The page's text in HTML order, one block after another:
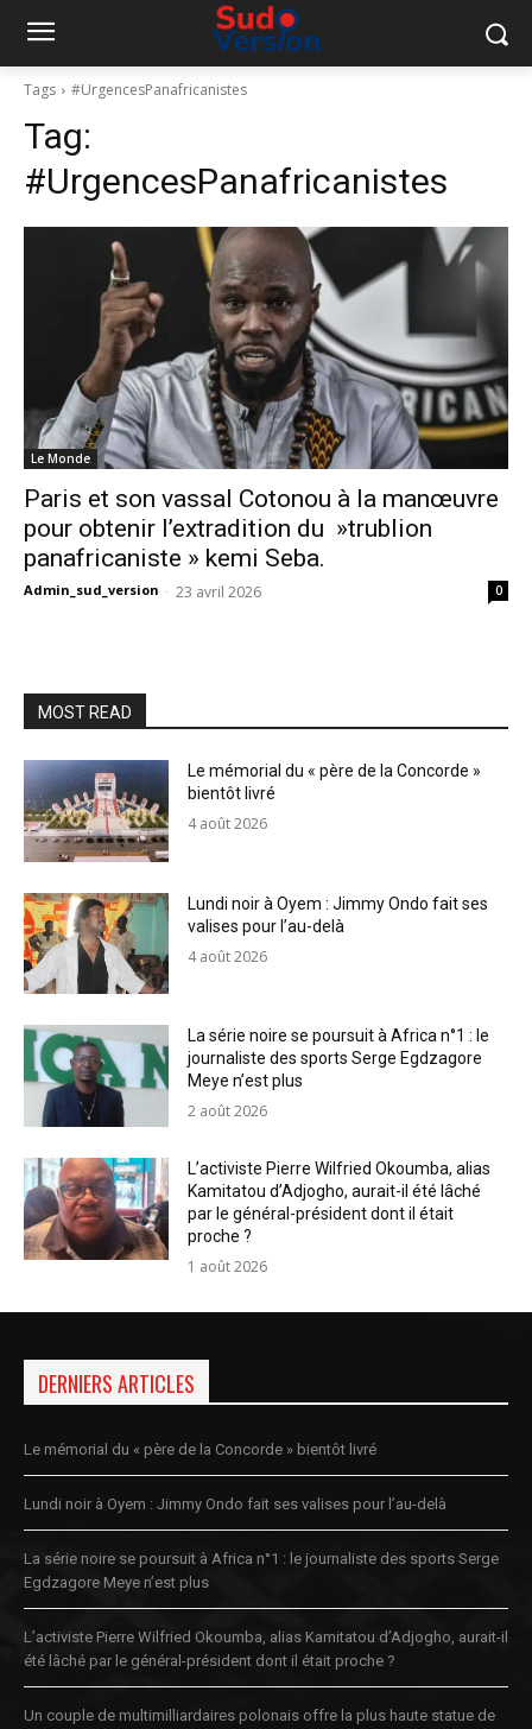
Tags #UrgencesPanafricanistes
Tag:
#UrgencesPanafricanistes
Le Monde
Paris et son vassal Cotonou à la manœuvre
pour obtenir l’extradition du »trublion
panafricaniste » kemi Seba.
Admin_sud_version - 23 avril 2026 0
MOST READ
Le mémorial du « père de la Concorde »
bientôt livré
4 août 2026
Lundi noir à Oyem : Jimmy Ondo fait ses
valises pour l’au-delà
4 août 2026
La série noire se poursuit à Africa n°1 : le
journaliste des sports Serge Egdzagore
Meye n’est plus
2 août 2026
L’activiste Pierre Wilfried Okoumba, alias
Kamitatou d’Adjogho, aurait-il été lâché
par le général-président dont il était
proche ?
1 août 2026
DERNIERS ARTICLES
Le mémorial du « père de la Concorde » bientôt livré
Lundi noir à Oyem : Jimmy Ondo fait ses valises pour l’au-delà
La série noire se poursuit à Africa n°1 : le journaliste des sports Serge
Egdzagore Meye n’est plus
L’activiste Pierre Wilfried Okoumba, alias Kamitatou d’Adjogho, aurait-il
été lâché par le général-président dont il était proche ?
Un couple de multimilliardaires polonais offre la plus haute statue de